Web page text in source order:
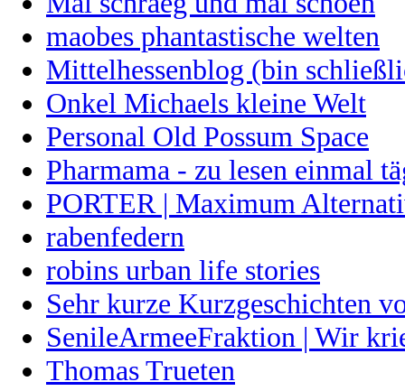
maobes phantastische welten
Mittelhessenblog (bin
Onkel Michaels kleine Welt
Personal Old Possum Space
Pharmama - zu lesen einmal
PORTER | Maximum
rabenfedern
robins urban life stories
Sehr kurze Kurzgeschichten
SenileArmeeFraktion | Wir
Thomas Trueten